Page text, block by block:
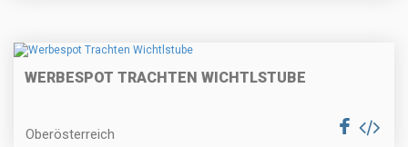
WERBESPOT TRACHTEN WICHTLSTUBE
Oberösterreich